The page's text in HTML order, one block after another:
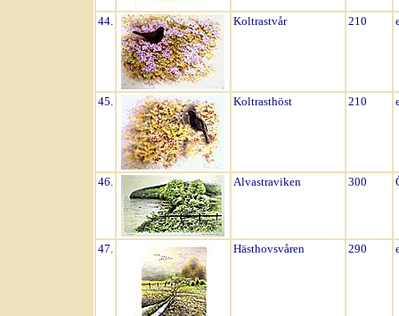
44. Koltrastvår 210
45. Koltrasthöst 210
46. Alvastraviken 300
47. Hästhovsvåren 290